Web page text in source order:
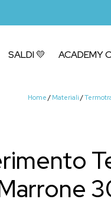
SALDI 💛 ACADEMY
Home / Materiali /